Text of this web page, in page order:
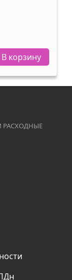
В корзину
РАСХОДНЫЕ